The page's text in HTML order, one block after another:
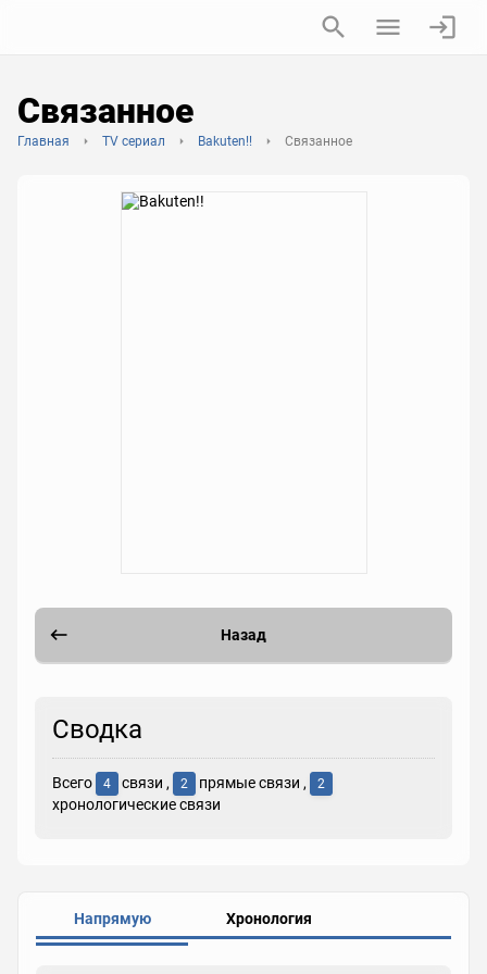
Связанное
Главная TV сериал Bakuten!! Связанное
Назад
Сводка
Всего 4 связи , 2 прямые связи , 2
хронологические связи
Напрямую Хронология